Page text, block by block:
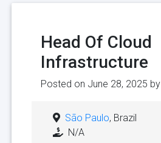
Head Of Cloud
Infrastructure
Posted on June 28, 2025 by
São Paulo, Brazil
N/A